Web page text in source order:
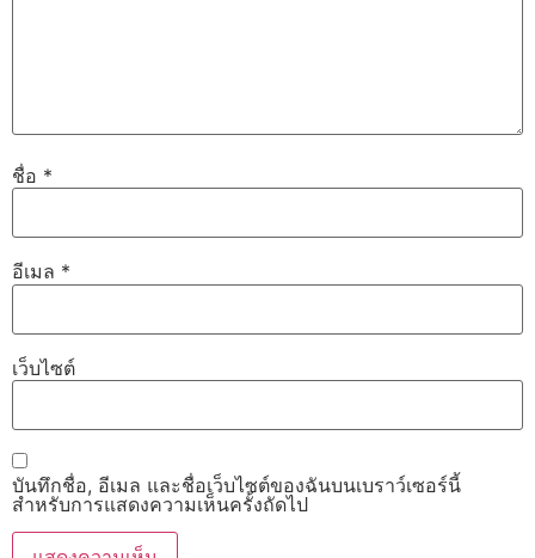
ชื่อ *
อีเมล *
เว็บไซต์
บันทึกชื่อ, อีเมล และชื่อเว็บไซต์ของฉันบนเบราว์เซอร์นี้
สำหรับการแสดงความเห็นครั้งถัดไป